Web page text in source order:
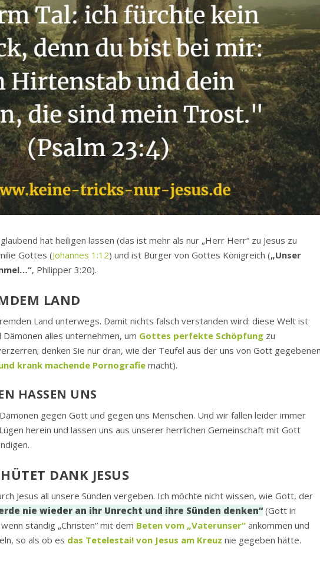
hat heiligen lassen (das ist mehr als nur „Herr Herr“ zu Jesus zu
Gottes (Johannes 1:12) und ist Bürger von Gottes Königreich („Unser
, Philipper 3:20).
LAND
Land unterwegs. Damit nichts falsch verstanden wird: diese Welt ist
alles unternehmen, um Gottes perfekte Schöpfung zu
denken Sie nur dran, wie der Teufel aus der uns von Gott
krank machende Pornografie macht).
HASSEN UNS
gegen Gott und gegen uns Menschen. Und wir fallen leider immer
herein und lassen uns aus unserer herrlichen Gemeinschaft mit Gott
DANK JESUS
Jesus all unsere Sünden vergeben. Ich möchte nicht wissen, wie Gott, der
nie wieder an ihr Unrecht und ihre Sünden denken“ (Gott in
ständig „Christen“ mit dem Beten vom „Vaterunser“ ankommen und
so als ob es das Tetelestai! von Jesus am Kreuz nie gegeben hätte.